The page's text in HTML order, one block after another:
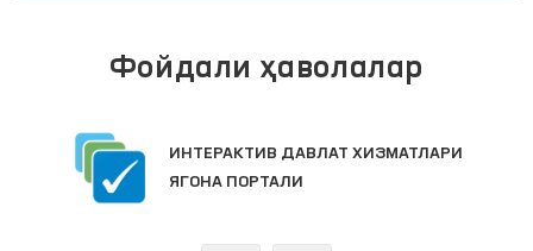
Фойдали ҳаволалар
ИНТЕРАКТИВ ДАВЛАТ ХИЗМАТЛАРИ
ЯГОНА ПОРТАЛИ